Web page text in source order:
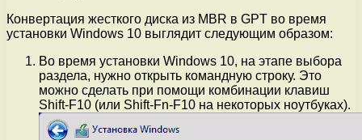
Конвертация жесткого диска из MBR в GPT во время
установки Windows 10 выглядит следующим образом:
Во время установки Windows 10, на этапе выбора
раздела, нужно открыть командную строку. Это
можно сделать при помощи комбинации клавиш
Shift-F10 (или Shift-Fn-F10 на некоторых ноутбуках).